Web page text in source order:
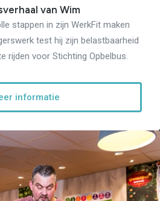
van Wim
stappen in zijn WerkFit maken
test hij zijn belastbaarheid
rijden voor Stichting Opbelbus.
informatie